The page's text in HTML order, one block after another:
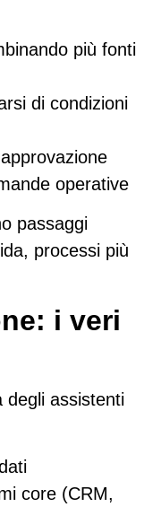
più fonti
di condizioni
operative
passaggi
processi più
i veri
degli assistenti
core (CRM,